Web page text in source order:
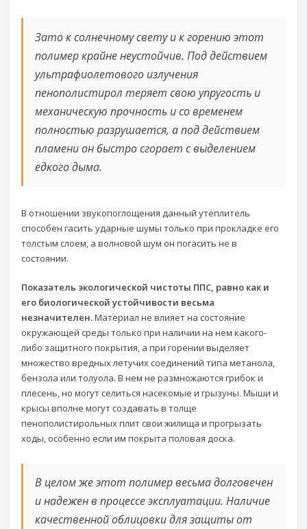
Зато к солнечному свету и к горению этот
полимер крайне неустойчив. Под действием
ультрафиолетового излучения
пенополистирол теряет свою упругость и
механическую прочность и со временем
полностью разрушается, а под действием
пламени он быстро сгорает с выделением
едкого дыма.
В отношении звукопоглощения данный утеплитель
способен гасить ударные шумы только при прокладке его
толстым слоем, а волновой шум он погасить не в
состоянии.
Показатель экологической чистоты ППС, равно как и
его биологической устойчивости весьма
незначителен.Материал не влияет на состояние
окружающей среды только при наличии на нем какого-
либо защитного покрытия, а при горении выделяет
множество вредных летучих соединений типа метанола,
бензола или толуола. В нем не размножаются грибок и
плесень, но могут селиться насекомые и грызуны. Мыши и
крысы вполне могут создавать в толще
пенополистирольных плит свои жилища и прогрызать
ходы, особенно если им покрыта половая доска.
В целом же этот полимер весьма долговечен
и надежен в процессе эксплуатации. Наличие
качественной облицовки для защиты от